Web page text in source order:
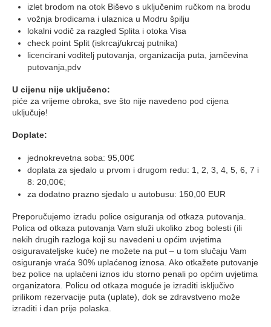
izlet brodom na otok Biševo s uključenim ručkom na brodu
vožnja brodicama i ulaznica u Modru špilju
lokalni vodič za razgled Splita i otoka Visa
check point Split (iskrcaj/ukrcaj putnika)
licencirani voditelj putovanja, organizacija puta, jamčevina
putovanja,pdv
U cijenu nije uključeno:
piće za vrijeme obroka, sve što nije navedeno pod cijena
uključuje!
Doplate:
jednokrevetna soba: 95,00€
doplata za sjedalo u prvom i drugom redu: 1, 2, 3, 4, 5, 6, 7 i
8: 20,00€;
za dodatno prazno sjedalo u autobusu: 150,00 EUR
Preporučujemo izradu police osiguranja od otkaza putovanja.
Polica od otkaza putovanja Vam služi ukoliko zbog bolesti (ili
nekih drugih razloga koji su navedeni u općim uvjetima
osiguravateljske kuće) ne možete na put – u tom slučaju Vam
osiguranje vraća 90% uplaćenog iznosa. Ako otkažete putovanje
bez police na uplaćeni iznos idu storno penali po općim uvjetima
organizatora. Policu od otkaza moguće je izraditi isključivo
prilikom rezervacije puta (uplate), dok se zdravstveno može
izraditi i dan prije polaska.